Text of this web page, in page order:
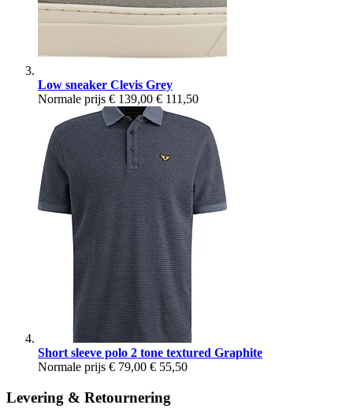
Low sneaker Clevis Grey
Normale prijs € 139,00 € 111,50
Short sleeve polo 2 tone textured Graphite
Normale prijs € 79,00 € 55,50
Levering & Retournering